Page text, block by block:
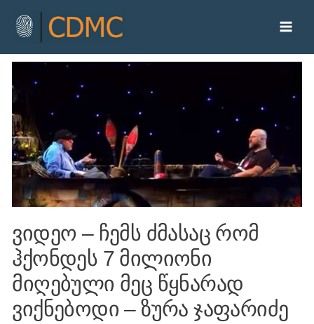
ვიდეო – ჩემს ძმასაც რომ
ჰქონდეს 7 მილიონი
მიღებული მეც წყნარად
ვიქნებოდი – ზურა ჯაფარიძე